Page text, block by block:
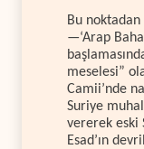
Bu
—‘Arap
meselesi”
Camii’nde
Suriye
vererek eski
Esad’ın